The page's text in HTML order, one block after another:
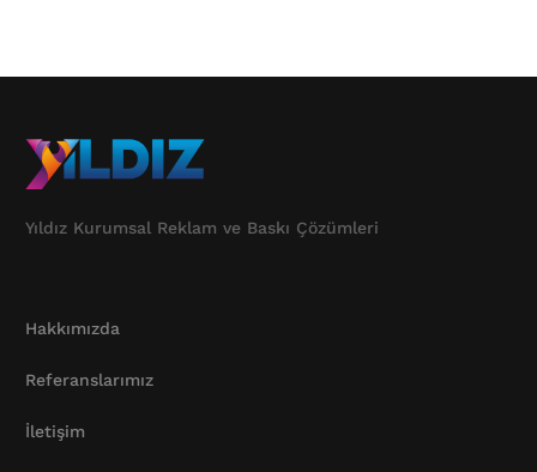
Yıldız Kurumsal Reklam ve Baskı Çözümleri
Hakkımızda
Referanslarımız
İletişim